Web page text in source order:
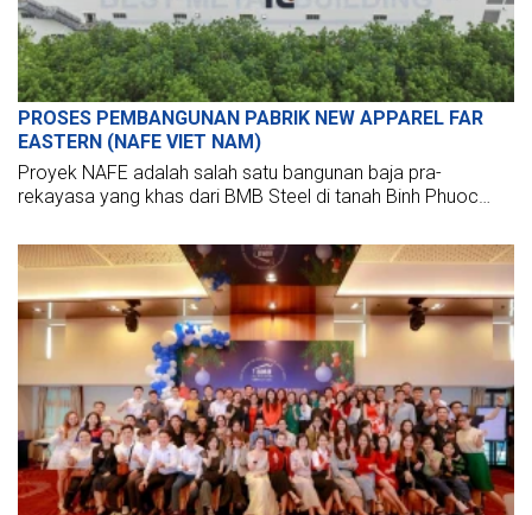
PROSES PEMBANGUNAN PABRIK NEW APPAREL FAR
EASTERN (NAFE VIET NAM)
Proyek NAFE adalah salah satu bangunan baja pra-
rekayasa yang khas dari BMB Steel di tanah Binh Phuoc
Steel!